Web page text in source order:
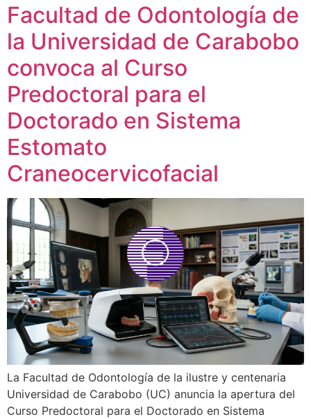
Facultad de Odontología de
la Universidad de Carabobo
convoca al Curso
Predoctoral para el
Doctorado en Sistema
Estomato
Craneocervicofacial
La Facultad de Odontología de la ilustre y centenaria
Universidad de Carabobo (UC) anuncia la apertura del
Curso Predoctoral para el Doctorado en Sistema